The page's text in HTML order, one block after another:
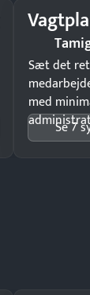
Sæt det
med
Se 7